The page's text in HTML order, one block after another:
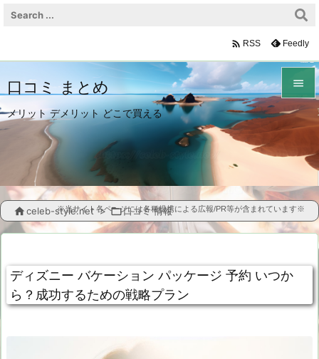


メニュ
サイド

前へ

次へ
検索
 RSS Feedly
口コミ まとめ
メリット デメリット どこで買える
celeb-style.net > 口コミ 情報
※当サイト各ページには各種提携による広報/PR等が含まれています※
ディズニー バケーション パッケージ 予約 いつか
ら？成功するための戦略プラン